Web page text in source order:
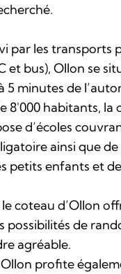
par les transports
et bus), Ollon se
5 minutes de
8'000 habitants, la
d’écoles
ainsi que
petits enfants et
coteau d’Ollon
possibilités de
agréable.
profite